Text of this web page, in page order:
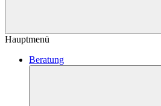
Hauptmenü
Beratung